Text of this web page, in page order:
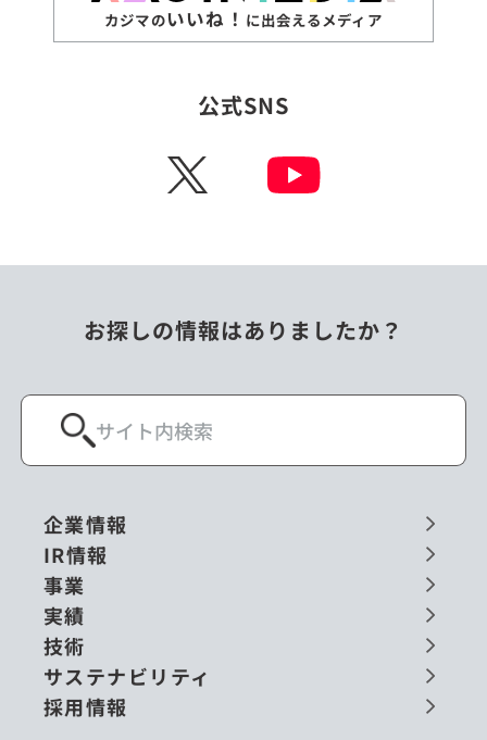
カジマのいいね！ に出会えるメディア
公式SNS
X
お探しの情報はありましたか？
企業情報
IR情報
事業
実績
技術
サステナビリティ
採用情報